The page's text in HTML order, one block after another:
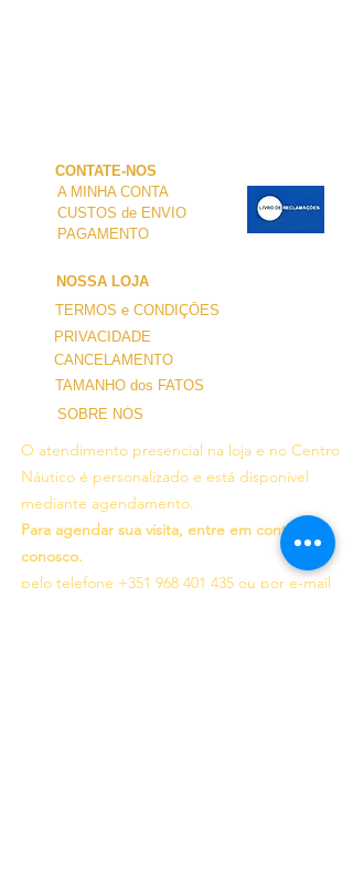
CONTATE-NOS
A MINHA CONTA
CUSTOS de ENVIO
PAGAMENTO
NOSSA LOJA
TERMOS e CONDIÇÕES
PRIVACIDADE
CANCELAMENTO
TAMANHO dos FATOS
SOBRE NÓS
O atendimento presencial na loja e no Centro
Náutico é personalizado e está disponível
mediante agendamento.
Para agendar sua visita, entre em contato
conosco.
pelo telefone +351 968 401 435 ou por e-mail